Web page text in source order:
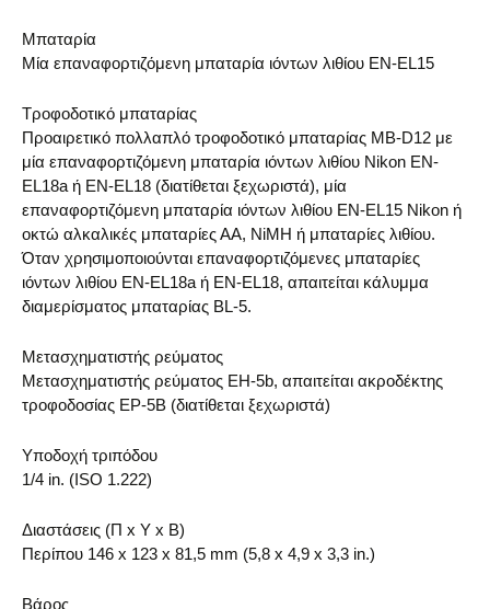
Μπαταρία
Μία επαναφορτιζόμενη μπαταρία ιόντων λιθίου EN-EL15
Τροφοδοτικό μπαταρίας
Προαιρετικό πολλαπλό τροφοδοτικό μπαταρίας MB-D12 με
μία επαναφορτιζόμενη μπαταρία ιόντων λιθίου Nikon EN-
EL18a ή EN-EL18 (διατίθεται ξεχωριστά), μία
επαναφορτιζόμενη μπαταρία ιόντων λιθίου EN-EL15 Nikon ή
οκτώ αλκαλικές μπαταρίες ΑΑ, NiMH ή μπαταρίες λιθίου.
Όταν χρησιμοποιούνται επαναφορτιζόμενες μπαταρίες
ιόντων λιθίου EN-EL18a ή EN-EL18, απαιτείται κάλυμμα
διαμερίσματος μπαταρίας BL-5.
Μετασχηματιστής ρεύματος
Μετασχηματιστής ρεύματος EH-5b, απαιτείται ακροδέκτης
τροφοδοσίας EP-5B (διατίθεται ξεχωριστά)
Υποδοχή τριπόδου
1/4 in. (ISO 1.222)
Διαστάσεις (Π x Y x Β)
Περίπου 146 x 123 x 81,5 mm (5,8 x 4,9 x 3,3 in.)
Βάρος